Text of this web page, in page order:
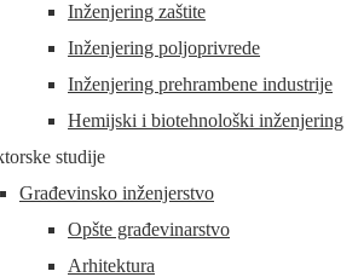
Inženjering zaštite
Inženjering poljoprivrede
Inženjering prehrambene industrije
Hemijski i biotehnološki inženjering
studije
Građevinsko inženjerstvo
Opšte građevinarstvo
Arhitektura